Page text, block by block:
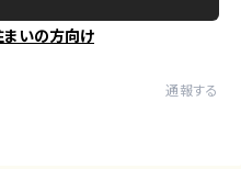
いの方向け
通報する